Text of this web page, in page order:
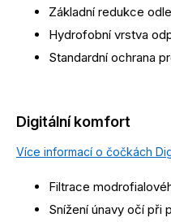
Základní redukce
Hydrofobní vrstva
Standardní ochrana
Digitální komfort
Více informací o čočkách
Filtrace
Snížení únavy očí při